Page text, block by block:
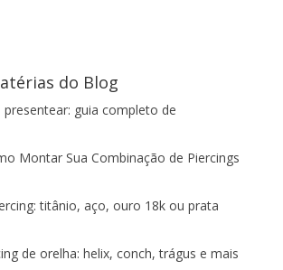
do Blog
presentear: guia completo de
Montar Sua Combinação de Piercings
titânio, aço, ouro 18k ou prata
de orelha: helix, conch, trágus e mais